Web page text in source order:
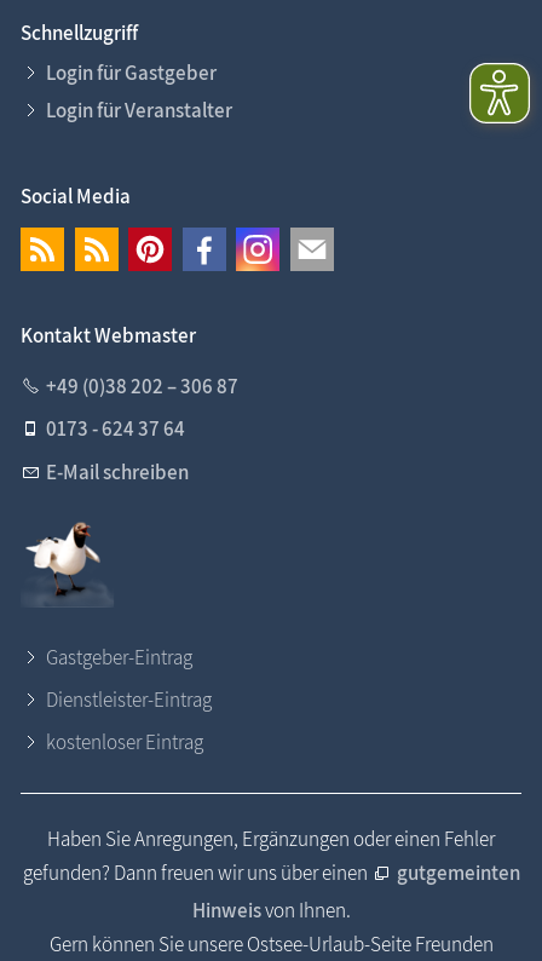
Schnellzugriff
Login für Gastgeber
Login für Veranstalter
Social Media
Kontakt Webmaster
+49 (0)38 202 – 306 87
0173 - 624 37 64
E-Mail schreiben
Gastgeber-Eintrag
Dienstleister-Eintrag
kostenloser Eintrag
Haben Sie Anregungen, Ergänzungen oder einen Fehler
gefunden? Dann freuen wir uns über einen
gutgemeinten
Hinweisvon Ihnen.
Gern können Sie unsere Ostsee-Urlaub-Seite Freunden